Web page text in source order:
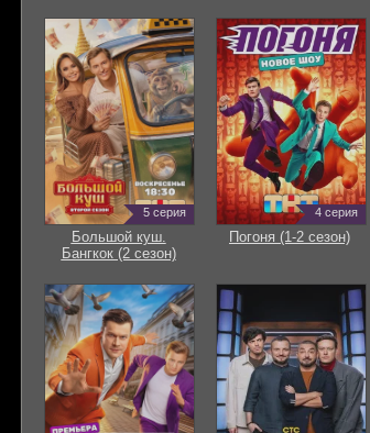
5 серия
Большой куш.
Бангкок (2 сезон)
4 серия
Погоня (1-2 сезон)